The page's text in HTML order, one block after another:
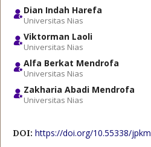
Dian Indah Harefa
Universitas Nias
Viktorman Laoli
Universitas Nias
Alfa Berkat Mendrofa
Universitas Nias
Zakharia Abadi Mendrofa
Universitas Nias
DOI: https://doi.org/10.55338/